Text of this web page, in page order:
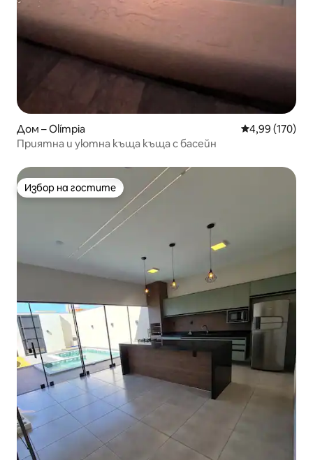
Дом – Olímpia Средна
4,99 (170)
Приятна и уютна къща къща с басейн
Избор на гостите
Избор на гостите